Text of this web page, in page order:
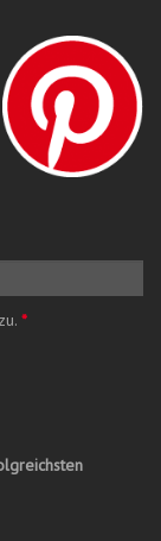
zu. *